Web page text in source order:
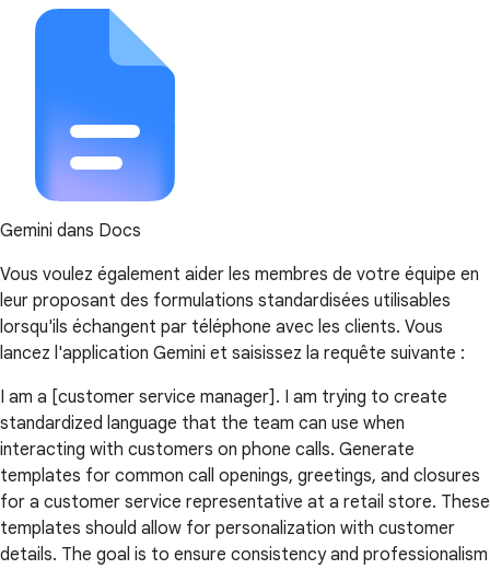
Gemini dans Docs
Vous voulez également aider les membres de votre équipe en
leur proposant des formulations standardisées utilisables
lorsqu'ils échangent par téléphone avec les clients. Vous
lancez l'application Gemini et saisissez la requête suivante :
I am a [customer service manager]. I am trying to create
standardized language that the team can use when
interacting with customers on phone calls. Generate
templates for common call openings, greetings, and closures
for a customer service representative at a retail store. These
templates should allow for personalization with customer
details. The goal is to ensure consistency and professionalism